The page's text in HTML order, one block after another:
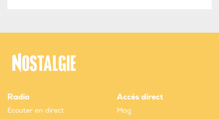
Radio
Ecouter en direct
Accès direct
Mag